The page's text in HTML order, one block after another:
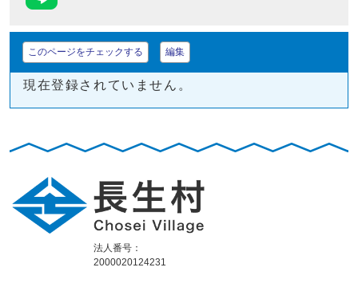
このページをチェックする 編集
現在登録されていません。
法人番号：
2000020124231